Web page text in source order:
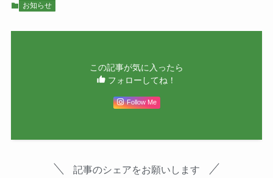
お知らせ
この記事が気に入ったら
フォローしてね！
Follow Me
記事のシェアをお願いします